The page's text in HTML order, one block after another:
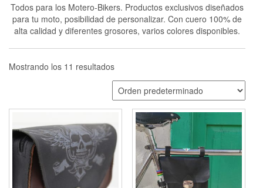
Todos para los Motero-Bikers. Productos exclusivos diseñados
para tu moto, posibilidad de personalizar. Con cuero 100% de
alta calidad y diferentes grosores, varios colores disponibles.
Mostrando los 11 resultados